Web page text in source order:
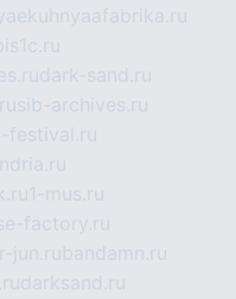
dark-sand.ru
sib-archives.ru
festival.ru
1-mus.ru
factory.ru
jun.rubandamn.ru
darksand.ru